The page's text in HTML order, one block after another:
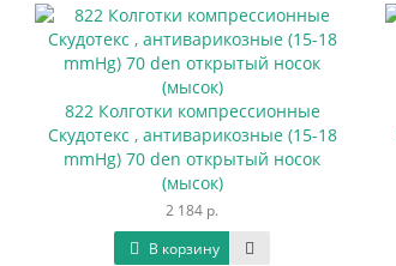
822 Колготки компрессионные
Скудотекс , антиварикозные (15-18
mmHg) 70 den открытый носок
(мысок)
2 184 р.
В корзину